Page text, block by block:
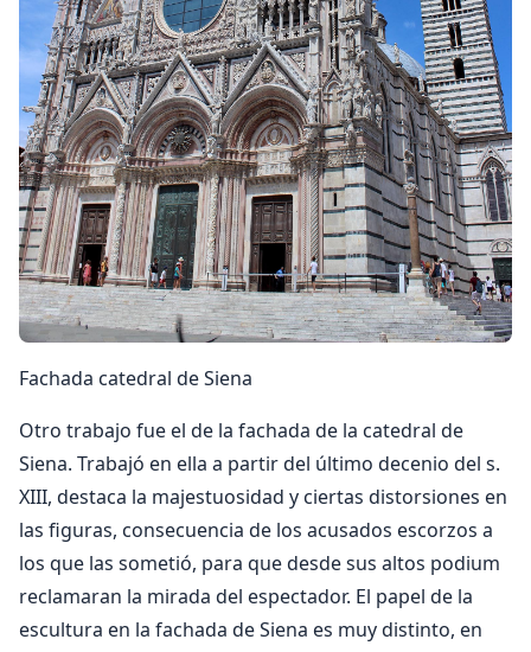
Fachada catedral de Siena
Otro trabajo fue el de la fachada de la catedral de
Siena. Trabajó en ella a partir del último decenio del s.
XIII, destaca la majestuosidad y ciertas distorsiones en
las figuras, consecuencia de los acusados escorzos a
los que las sometió, para que desde sus altos podium
reclamaran la mirada del espectador. El papel de la
escultura en la fachada de Siena es muy distinto, en